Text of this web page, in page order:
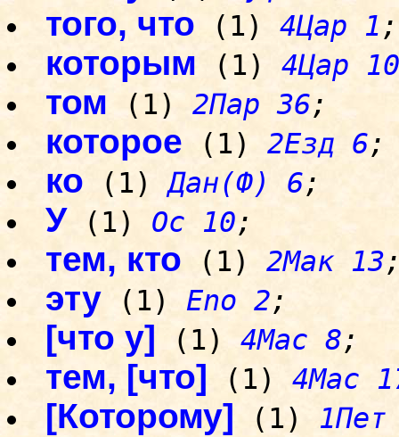
того, что (1) 4Цар 1 ;
которым (1) 4Цар 10
том (1) 2Пар 36;
которое (1) 2Езд 6;
ко (1)Дан(Ф) 6;
У (1) Ос 10;
тем, кто (1) 2Мак 13
эту(1) Eno 2;
[что у] (1) 4Mac 8;
тем, [что] (1) 4Mac
[Которому] (1)